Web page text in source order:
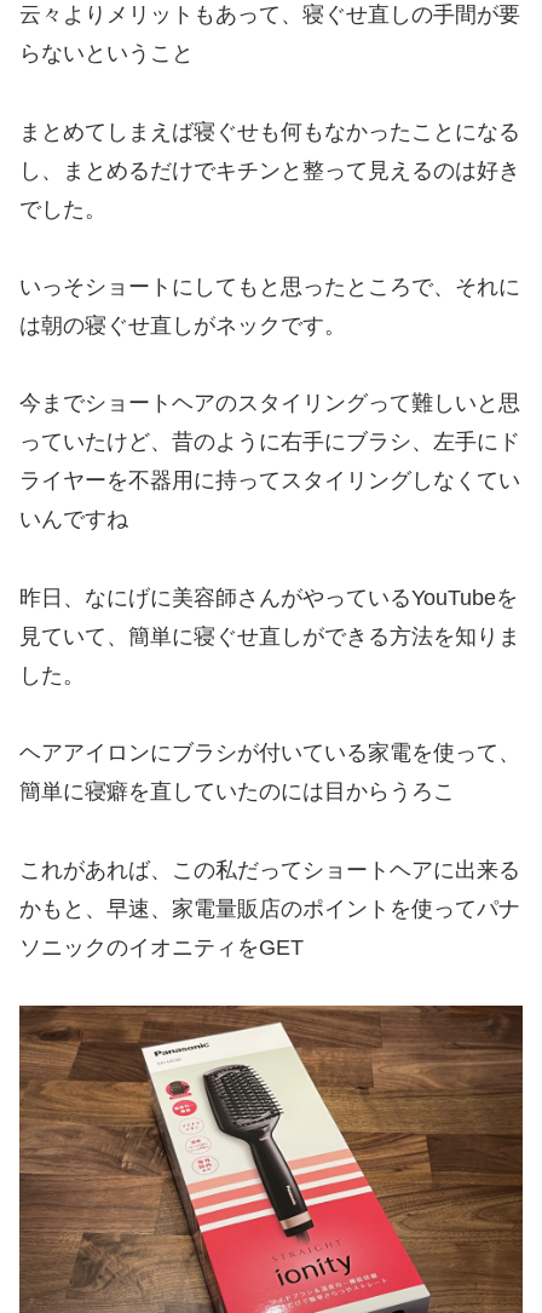
云々よりメリットもあって、寝ぐせ直しの手間が要
らないということ
まとめてしまえば寝ぐせも何もなかったことになる
し、まとめるだけでキチンと整って見えるのは好き
でした。
いっそショートにしてもと思ったところで、それに
は朝の寝ぐせ直しがネックです。
今までショートヘアのスタイリングって難しいと思
っていたけど、昔のように右手にブラシ、左手にド
ライヤーを不器用に持ってスタイリングしなくてい
いんですね
昨日、なにげに美容師さんがやっているYouTubeを
見ていて、簡単に寝ぐせ直しができる方法を知りま
した。
ヘアアイロンにブラシが付いている家電を使って、
簡単に寝癖を直していたのには目からうろこ
これがあれば、この私だってショートヘアに出来る
かもと、早速、家電量販店のポイントを使ってパナ
ソニックのイオニティをGET